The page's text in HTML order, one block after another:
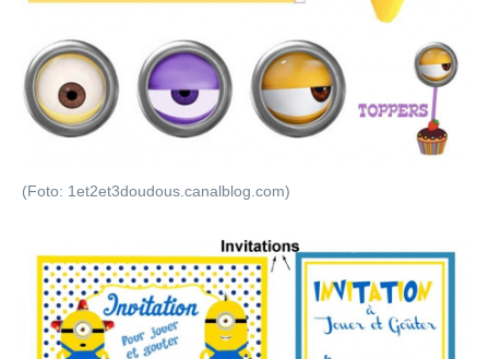
(Foto: 1et2et3doudous.canalblog.com)